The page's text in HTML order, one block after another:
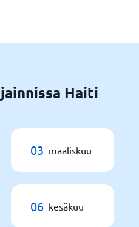
Haiti
03 maaliskuu
06 kesäkuu